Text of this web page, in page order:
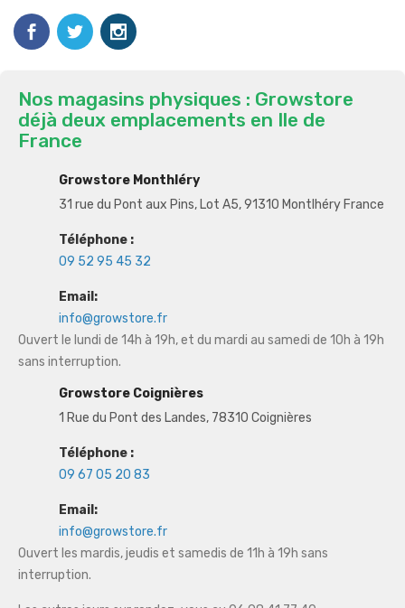
Nos magasins physiques : Growstore
déjà deux emplacements en Ile de
France
Growstore Monthléry
31 rue du Pont aux Pins, Lot A5, 91310 Montlhéry France
Téléphone :
09 52 95 45 32
Email:
info@growstore.fr
Ouvert le lundi de 14h à 19h, et du mardi au samedi de 10h à 19h
sans interruption.
Growstore Coignières
1 Rue du Pont des Landes, 78310 Coignières
Téléphone :
09 67 05 20 83
Email:
info@growstore.fr
Ouvert les mardis, jeudis et samedis de 11h à 19h sans
interruption.